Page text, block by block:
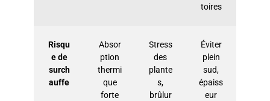
toires
Risqu
e de
surch
auffe
Absor
ption
thermi
que
forte
Stress
des
plante
s,
brûlur
Éviter
plein
sud,
épaiss
eur